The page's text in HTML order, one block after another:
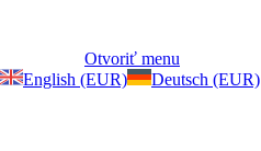
Otvoriť menu
English (EUR) Deutsch (EUR)